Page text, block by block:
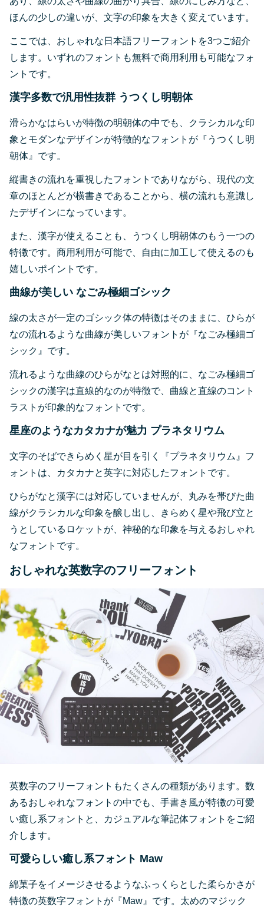
ほんの少しの違いが、文字の印象を大きく変えています。
ここでは、おしゃれな日本語フリーフォントを3つご紹介
します。いずれのフォントも無料で商用利用も可能なフォ
ントです。
漢字多数で汎用性抜群 うつくし明朝体
滑らかなはらいが特徴の明朝体の中でも、クラシカルな印
象とモダンなデザインが特徴的なフォントが『うつくし明
朝体』です。
縦書きの流れを重視したフォントでありながら、現代の文
章のほとんどが横書きであることから、横の流れも意識し
たデザインになっています。
また、漢字が使えることも、うつくし明朝体のもう一つの
特徴です。商用利用が可能で、自由に加工して使えるのも
嬉しいポイントです。
曲線が美しい なごみ極細ゴシック
線の太さが一定のゴシック体の特徴はそのままに、ひらが
なの流れるような曲線が美しいフォントが『なごみ極細ゴ
シック』です。
流れるような曲線のひらがなとは対照的に、なごみ極細ゴ
シックの漢字は直線的なのが特徴で、曲線と直線のコント
ラストが印象的なフォントです。
星座のようなカタカナが魅力 プラネタリウム
文字のそばできらめく星が目を引く『プラネタリウム』フ
ォントは、カタカナと英字に対応したフォントです。
ひらがなと漢字には対応していませんが、丸みを帯びた曲
線がクラシカルな印象を醸し出し、きらめく星や飛び立と
うとしているロケットが、神秘的な印象を与えるおしゃれ
なフォントです。
おしゃれな英数字のフリーフォント
英数字のフリーフォントもたくさんの種類があります。数
あるおしゃれなフォントの中でも、手書き風が特徴の可愛
い癒し系フォントと、カジュアルな筆記体フォントをご紹
介します。
可愛らしい癒し系フォント Maw
綿菓子をイメージさせるようなふっくらとした柔らかさが
特徴の英数字フォントが『Maw』です。太めのマジック